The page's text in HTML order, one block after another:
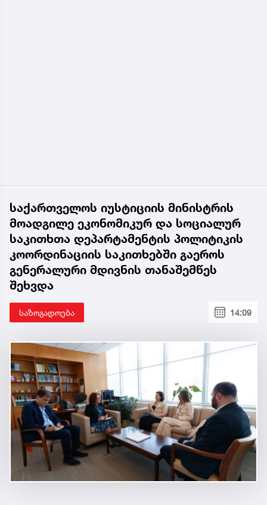
საქართველოს იუსტიციის მინისტრის
მოადგილე ეკონომიკურ და სოციალურ
საკითხთა დეპარტამენტის პოლიტიკის
კოორდინაციის საკითხებში გაეროს
გენერალური მდივნის თანაშემწეს
შეხვდა
საზოგადოება 14:09